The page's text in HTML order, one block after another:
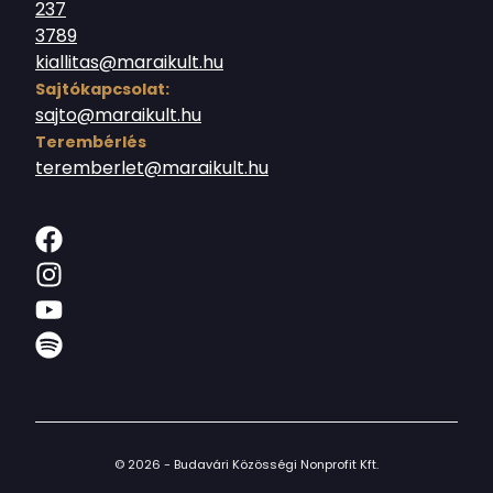
237
3789
kiallitas@maraikult.hu
Sajtókapcsolat:
sajto@maraikult.hu
Terembérlés
teremberlet@maraikult.hu
© 2026 - Budavári Közösségi Nonprofit Kft.